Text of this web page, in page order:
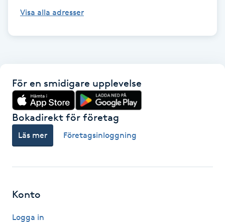
Fransfärgning
Fransförlängning Megavolym
Fransförlängning Volym
Fransk manikyr
Frekvensterapi
Visa alla adresser
För en smidigare upplevelse
Bokadirekt för företag
Läs mer Företagsinloggning
Konto
Logga in